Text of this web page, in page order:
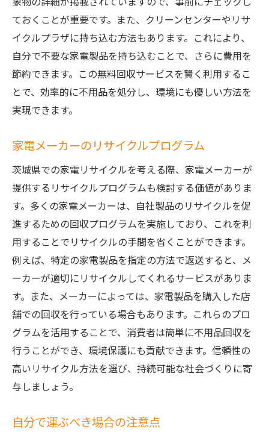
ておくことが重要です。また、クリーンセンターやリサ
イクルプラザに持ち込む方法もあります。これにより、
自分で不要な家電製品を持ち込むことで、さらに費用を
節約できます。この無料回収サービスを賢く利用するこ
とで、効率的に不用品を処分し、環境にも優しい方法を
実現できます。
家電メーカーのリサイクルプログラム
茨城県での家電リサイクルを考える際、家電メーカーが
提供するリサイクルプログラムも検討する価値がありま
す。多くの家電メーカーは、自社製品のリサイクルを促
進するための回収プログラムを実施しており、これを利
用することでリサイクルの手間を省くことができます。
例えば、特定の家電製品を指定の方法で返送すると、メ
ーカーが適切にリサイクルしてくれるサービスがありま
す。また、メーカーによっては、家電製品を購入した店
舗での回収を行っている場合もあります。これらのプロ
グラムを活用することで、消費者は簡単に不用品回収を
行うことができ、環境保護にも貢献できます。信頼性の
高いリサイクル方法を選び、持続可能な社会づくりに寄
与しましょう。
自分で運ぶべき場合の注意点